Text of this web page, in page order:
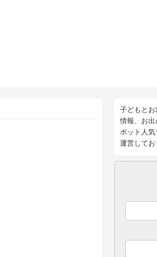
子どもと
情報、お出
ポット人気
運営してお